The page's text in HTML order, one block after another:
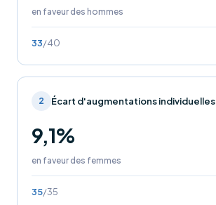
en faveur des hommes
33/40
2 Écart d'augmentations individuelles
9,1%
en faveur des femmes
35/35